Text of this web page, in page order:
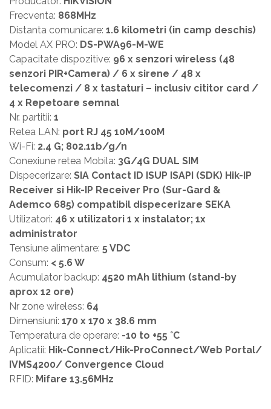
Frecventa: 868MHz
Distanta comunicare: 1.6 kilometri (in camp deschis)
Model AX PRO: DS-PWA96-M-WE
Capacitate dispozitive: 96 x senzori wireless (48
senzori PIR+Camera) / 6 x sirene / 48 x
telecomenzi / 8 x tastaturi – inclusiv cititor card /
4 x Repetoare semnal
Nr. partitii: 1
Retea LAN: port RJ 45 10M/100M
Wi-Fi: 2.4 G; 802.11b/g/n
Conexiune retea Mobila: 3G/4G DUAL SIM
Dispecerizare: SIA Contact ID ISUP ISAPI (SDK) Hik-IP
Receiver si Hik-IP Receiver Pro (Sur-Gard &
Ademco 685) compatibil dispecerizare SEKA
Utilizatori: 46 x utilizatori 1 x instalator; 1x
administrator
Tensiune alimentare: 5 VDC
Consum: < 5.6 W
Acumulator backup: 4520 mAh lithium (stand-by
aprox 12 ore)
Nr zone wireless: 64
Dimensiuni: 170 x 170 x 38.6 mm
Temperatura de operare: -10 to +55 °C
Aplicatii: Hik-Connect/Hik-ProConnect/Web Portal/
IVMS4200/ Convergence Cloud
RFID: Mifare 13.56MHz